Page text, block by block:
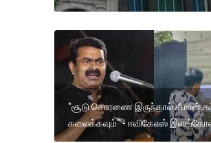
"சூடு சொரணை இருந்தால் சீமான்
கலைக்கவும்" - ஈவிகேஎஸ்